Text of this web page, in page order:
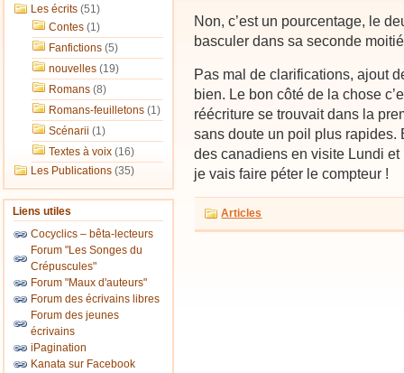
Les écrits (51)
Contes (1)
Fanfictions (5)
nouvelles (19)
Romans (8)
Romans-feuilletons (1)
Scénarii (1)
Textes à voix (16)
Les Publications (35)
Liens utiles
Cocyclics – bêta-lecteurs
Forum "Les Songes du
Crépuscules"
Forum "Maux d'auteurs"
Forum des écrivains libres
Forum des jeunes
écrivains
iPagination
Kanata sur Facebook
Non, c’est un pourcentage, le
basculer dans sa seconde
Pas mal de clarifications, ajout
bien. Le bon côté de la chose
réécriture se trouvait dans la
sans doute un poil plus
des canadiens en visite Lundi
je vais faire péter le compteur !
Articles